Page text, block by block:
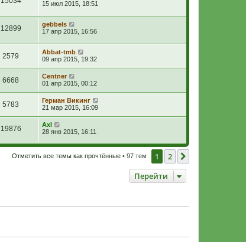
15 июл 2015, 18:51
12899
gebbels
17 апр 2015, 16:56
2579
Abbat-tmb
09 апр 2015, 19:32
6668
Centner
01 апр 2015, 00:12
5783
Герман Викинг
21 мар 2015, 16:09
19876
Axl
28 янв 2015, 16:11
Отметить все темы как прочтённые • 97 тем 1 2
Перейти